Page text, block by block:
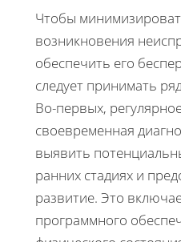
Чтобы
возникновения
обеспечить его
следует принимать
Во-первых,
своевременная
выявить
ранних стадиях и
развитие. Это
программного